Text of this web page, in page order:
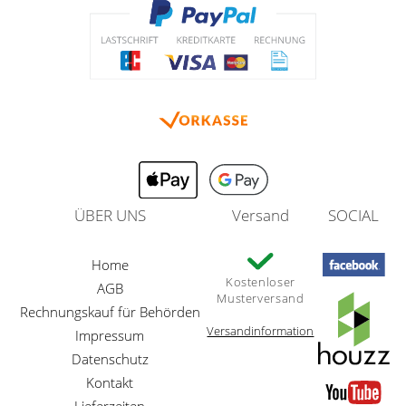
ÜBER UNS
Home
AGB
Rechnungskauf für Behörden
Impressum
Datenschutz
Kontakt
Versand
Kostenloser
Musterversand
Versandinformation
SOCIAL